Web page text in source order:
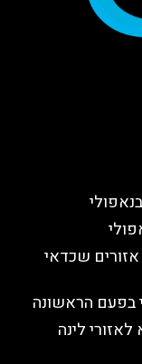
שכדאי
בפעם הראשונה
לינה